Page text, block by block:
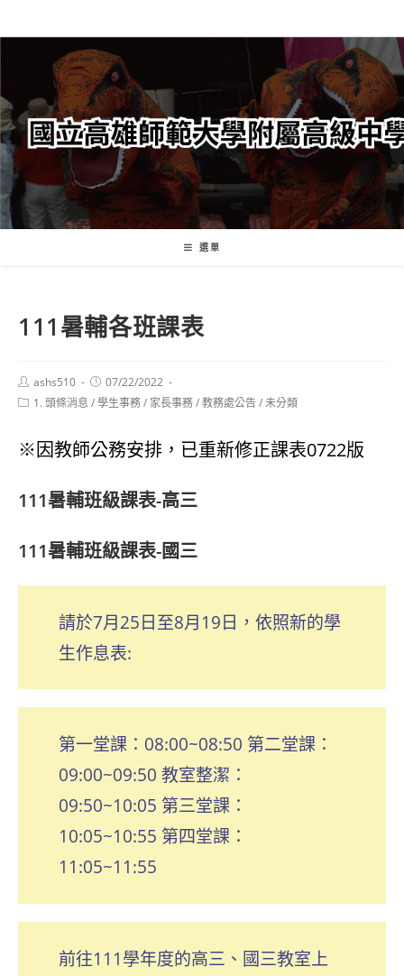
轉
要
內
容
選單
111暑輔各班課表
Post
author:
ashs510
Post
published:
07/22/2022
Post1. 頭條消息 /學生事務/ 家長事務/教務處公告/未分類
※因教師公務安排，已重新修正課表0722版
111暑輔班級課表-高三
111暑輔班級課表-國三
請於7月25日至8月19日，依照新的學
生作息表:
第一堂課：08:00~08:50 第二堂課：
09:00~09:50 教室整潔：
09:50~10:05 第三堂課：
10:05~10:55 第四堂課：
11:05~11:55
前往111學年度的高三、國三教室上